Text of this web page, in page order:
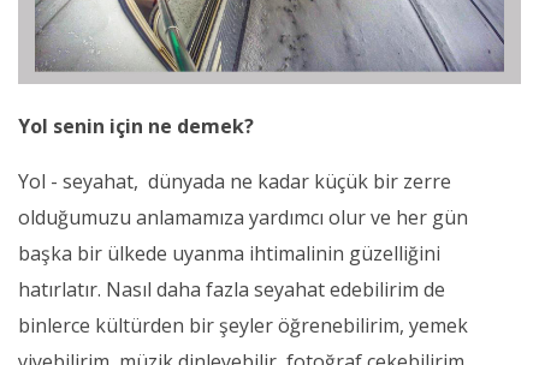
Yol senin için ne demek?
Yol - seyahat, dünyada ne kadar küçük bir zerre
olduğumuzu anlamamıza yardımcı olur ve her gün
başka bir ülkede uyanma ihtimalinin güzelliğini
hatırlatır. Nasıl daha fazla seyahat edebilirim de
binlerce kültürden bir şeyler öğrenebilirim, yemek